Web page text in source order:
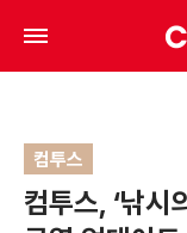
컴투스
컴투스, ‘낚시